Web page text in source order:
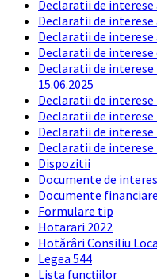
Declaratii de interese
Declaratii de
Declaratii de
Declaratii de
Declaratii de
15.06.2025
Declaratii de
Declaratii de
Declaratii de
Declaratii de
Dispozitii
Documente de
Documente financiare
Formulare tip
Hotarari 2022
Hotărâri Consiliu
Legea 544
Lista funcțiilor